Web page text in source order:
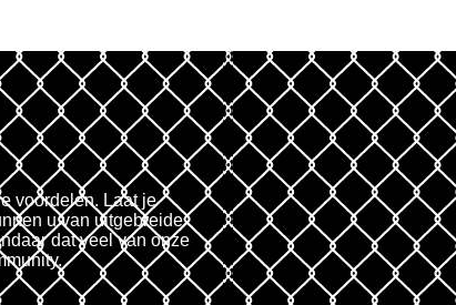
voordelen. Laat je
u van uitgebreide
dat veel van onze